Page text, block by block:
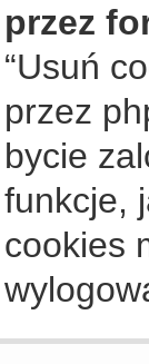
przez
“Usuń
przez
bycie
funkcje,
cookies